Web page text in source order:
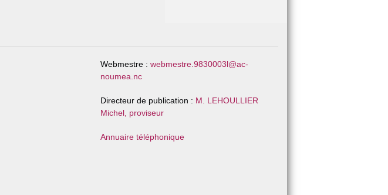
Webmestre : webmestre.9830003l@ac-
noumea.nc
Directeur de publication : M. LEHOULLIER
Michel, proviseur
Annuaire téléphonique